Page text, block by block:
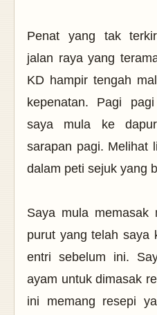
Penat yang tak
jalan raya yang
KD hampir tengah
kepenatan. Pagi
saya mula ke
sarapan pagi. Melihat
dalam peti sejuk yang
Saya mula memasak
purut yang telah saya
entri sebelum ini.
ayam untuk dimasak
ini memang resepi